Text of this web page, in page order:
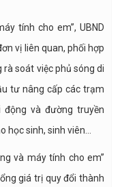
tính cho em”, UBND
vị liên quan, phối hợp
rà soát việc phủ sóng di
tư nâng cấp các trạm
động và đường truyền
học sinh, sinh viên…
và máy tính cho em”
giá trị quy đổi thành